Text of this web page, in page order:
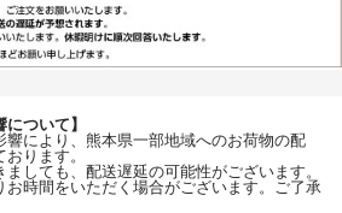
ついて】
響により、熊本県一部地域へのお荷物の配
ります。
しても、配送遅延の可能性がございます。
お時間をいただく場合がございます。ご了承